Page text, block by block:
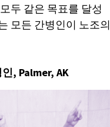
두 같은 목표를 달성
모든 간병인이 노조의
인, Palmer, AK